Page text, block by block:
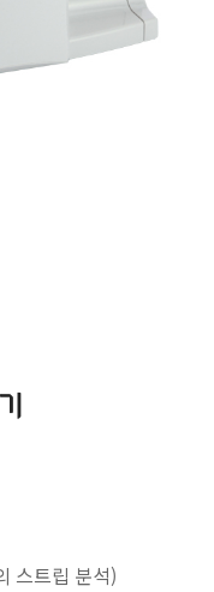
스트립 분석)